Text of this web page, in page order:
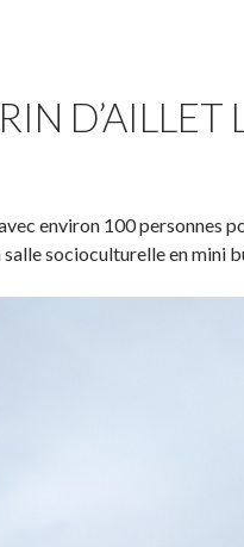
D’AILLET
environ 100 personnes
socioculturelle en mini